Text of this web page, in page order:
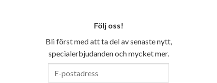
Följ oss!
Bli först med att ta del av senaste nytt,
specialerbjudanden och mycket mer.